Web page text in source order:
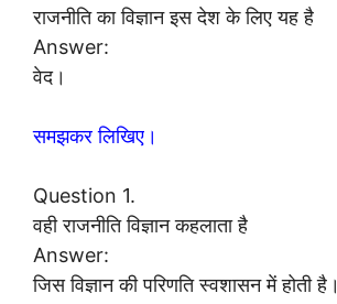
राजनीति का विज्ञान इस देश के लिए यह है
Answer:
वेद।
समझकर लिखिए।
Question 1.
वही राजनीति विज्ञान कहलाता है
Answer:
जिस विज्ञान की परिणति स्वशासन में होती है।